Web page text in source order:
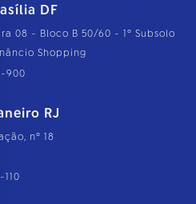
DF
08 - Bloco B 50/60 - 1º Subsolo
Shopping
900
RJ
nº 18
110